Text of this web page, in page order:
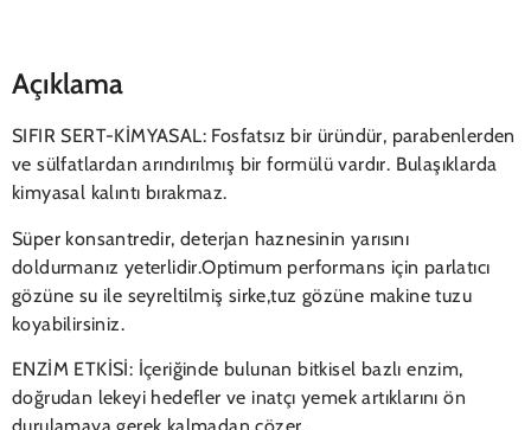
Açıklama
SIFIR SERT-KİMYASAL: Fosfatsız bir üründür, parabenlerden
ve sülfatlardan arındırılmış bir formülü vardır. Bulaşıklarda
kimyasal kalıntı bırakmaz.
Süper konsantredir, deterjan haznesinin yarısını
doldurmanız yeterlidir.Optimum performans için parlatıcı
gözüne su ile seyreltilmiş sirke,tuz gözüne makine tuzu
koyabilirsiniz.
ENZİM ETKİSİ: İçeriğinde bulunan bitkisel bazlı enzim,
doğrudan lekeyi hedefler ve inatçı yemek artıklarını ön